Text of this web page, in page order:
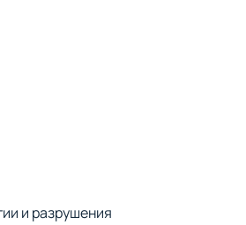
и разрушения